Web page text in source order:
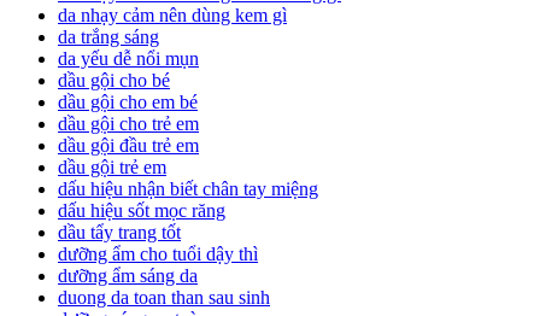
da nhạy cảm nên dùng kem gì
da trắng sáng
da yếu dễ nổi mụn
dầu gội cho bé
dầu gội cho em bé
dầu gội cho trẻ em
dầu gội đầu trẻ em
dầu gội trẻ em
dấu hiệu nhận biết chân tay miệng
dấu hiệu sốt mọc răng
dầu tẩy trang tốt
dưỡng ẩm cho tuổi dậy thì
dưỡng ẩm sáng da
duong da toan than sau sinh